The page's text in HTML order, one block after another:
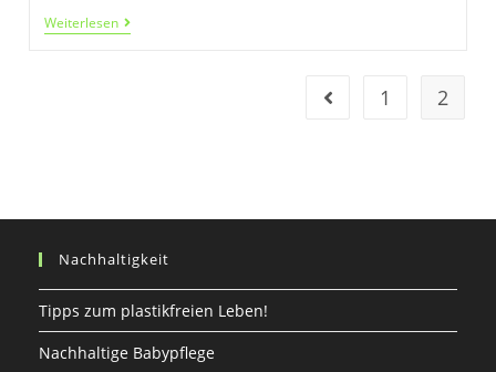
WeiterlesenWas
Ist
Gehe zur vorherigen
1 2
Nachhaltigkeit
Tipps zum plastikfreien Leben!
Nachhaltige Babypflege